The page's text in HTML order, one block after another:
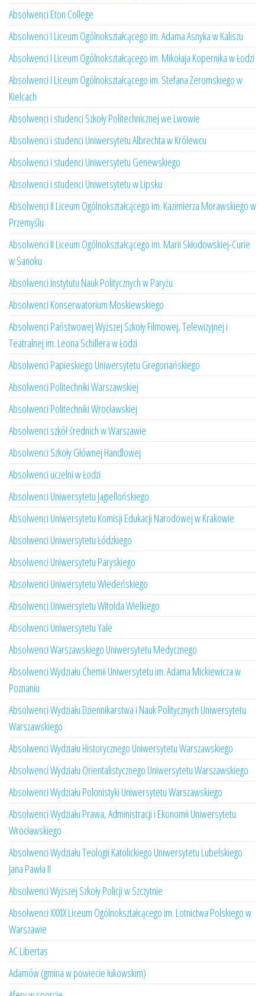
Absolwenci Eton College
Absolwenci I Liceum Ogólnokształcącego im. Adama Asnyka w Kaliszu
Absolwenci I Liceum Ogólnokształcącego im. Mikołaja Kopernika w Łodzi
Absolwenci I Liceum Ogólnokształcącego im. Stefana Żeromskiego w
Kielcach
Absolwenci i studenci Szkoły Politechnicznej we Lwowie
Absolwenci i studenci Uniwersytetu Albrechta w Królewcu
Absolwenci i studenci Uniwersytetu Genewskiego
Absolwenci i studenci Uniwersytetu w Lipsku
Absolwenci II Liceum Ogólnokształcącego im. Kazimierza Morawskiego w
Przemyślu
Absolwenci II Liceum Ogólnokształcącego im. Marii Skłodowskiej-Curie
w Sanoku
Absolwenci Instytutu Nauk Politycznych w Paryżu
Absolwenci Konserwatorium Moskiewskiego
Absolwenci Państwowej Wyższej Szkoły Filmowej, Telewizyjnej i
Teatralnej im. Leona Schillera w Łodzi
Absolwenci Papieskiego Uniwersytetu Gregoriańskiego
Absolwenci Politechniki Warszawskiej
Absolwenci Politechniki Wrocławskiej
Absolwenci szkół średnich w Warszawie
Absolwenci Szkoły Głównej Handlowej
Absolwenci uczelni w Łodzi
Absolwenci Uniwersytetu Jagiellońskiego
Absolwenci Uniwersytetu Komisji Edukacji Narodowej w Krakowie
Absolwenci Uniwersytetu Łódzkiego
Absolwenci Uniwersytetu Paryskiego
Absolwenci Uniwersytetu Wiedeńskiego
Absolwenci Uniwersytetu Witolda Wielkiego
Absolwenci Uniwersytetu Yale
Absolwenci Warszawskiego Uniwersytetu Medycznego
Absolwenci Wydziału Chemii Uniwersytetu im. Adama Mickiewicza w
Poznaniu
Absolwenci Wydziału Dziennikarstwa i Nauk Politycznych Uniwersytetu
Warszawskiego
Absolwenci Wydziału Historycznego Uniwersytetu Warszawskiego
Absolwenci Wydziału Orientalistycznego Uniwersytetu Warszawskiego
Absolwenci Wydziału Polonistyki Uniwersytetu Warszawskiego
Absolwenci Wydziału Prawa, Administracji i Ekonomii Uniwersytetu
Wrocławskiego
Absolwenci Wydziału Teologii Katolickiego Uniwersytetu Lubelskiego
Jana Pawła II
Absolwenci Wyższej Szkoły Policji w Szczytnie
Absolwenci XXXIX Liceum Ogólnokształcącego im. Lotnictwa Polskiego w
Warszawie
AC Libertas
Adamów (gmina w powiecie łukowskim)